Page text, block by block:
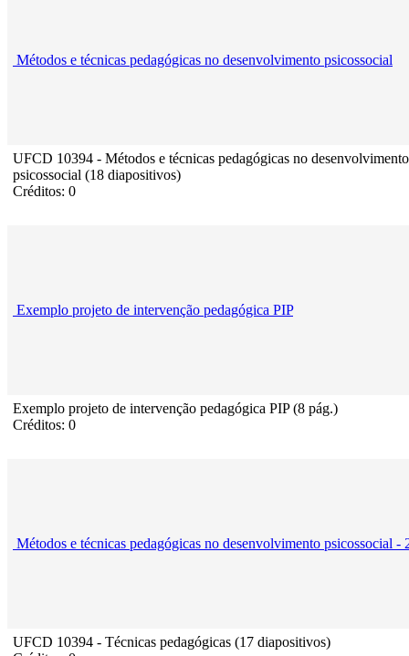
Métodos e técnicas pedagógicas no desenvolvimento psicossocial
UFCD 10394 - Métodos e técnicas pedagógicas no desenvolvimento
psicossocial (18 diapositivos)
Créditos: 0
Exemplo projeto de intervenção pedagógica PIP
Exemplo projeto de intervenção pedagógica PIP (8 pág.)
Créditos: 0
Métodos e técnicas pedagógicas no desenvolvimento psicossocial -
UFCD 10394 - Técnicas pedagógicas (17 diapositivos)